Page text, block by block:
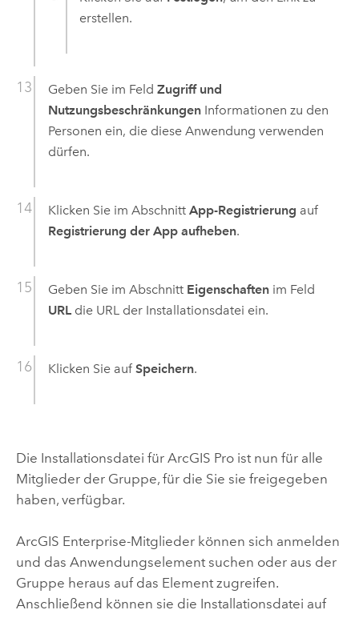
erstellen.
Geben Sie im Feld Zugriff und
NutzungsbeschränkungenInformationen zu den
Personen ein, die diese Anwendung verwenden
dürfen.
Klicken Sie im Abschnitt App-Registrierung auf
Registrierung der App aufheben.
Geben Sie im Abschnitt Eigenschaftenim Feld
URLdie URL der Installationsdatei ein.
Klicken Sie auf Speichern.
Die Installationsdatei für ArcGIS Proist nun für alle
Mitglieder der Gruppe, für die Sie sie freigegeben
haben, verfügbar.
ArcGIS Enterprise-Mitglieder können sich anmelden
und das Anwendungselement suchen oder aus der
Gruppe heraus auf das Element zugreifen.
Anschließend können sie die Installationsdatei auf